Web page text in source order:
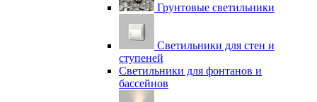
Грунтовые светильники
Светильники для стен и
ступеней
Светильники для фонтанов и
бассейнов